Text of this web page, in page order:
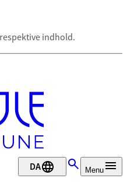
indhold.
DA Menu